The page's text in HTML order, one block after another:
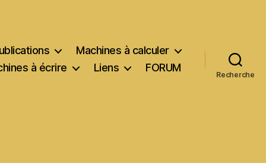
Machines à calculer
à écrire
Liens FORUM
Recherche